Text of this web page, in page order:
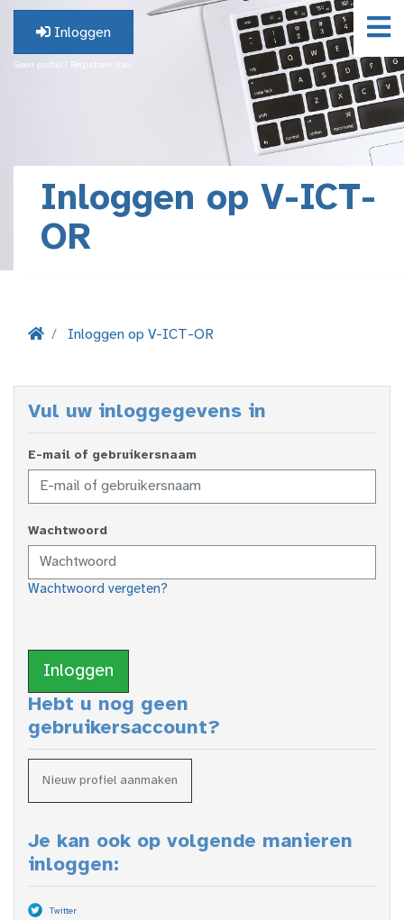
Inloggen
Geen profiel? Registreer hier.
Inloggen op V-ICT-
OR
Inloggen op V-ICT-OR
Vul uw inloggegevens in
E-mail of gebruikersnaam
Wachtwoord
Wachtwoord vergeten?
Inloggen
Hebt u nog geen
gebruikersaccount?
Nieuw profiel aanmaken
Je kan ook op volgende manieren
inloggen:
Twitter